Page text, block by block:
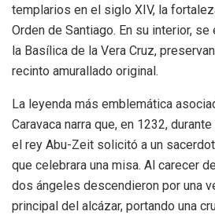
templarios en el siglo XIV, la
Orden de Santiago. En su interior, se
la Basílica de la Vera Cruz,
recinto amurallado original.
La leyenda más emblemática
Caravaca narra que, en 1232,
el rey Abu-Zeit solicitó a un
que celebrara una misa. Al carecer
dos ángeles descendieron por una
principal del alcázar, portando una